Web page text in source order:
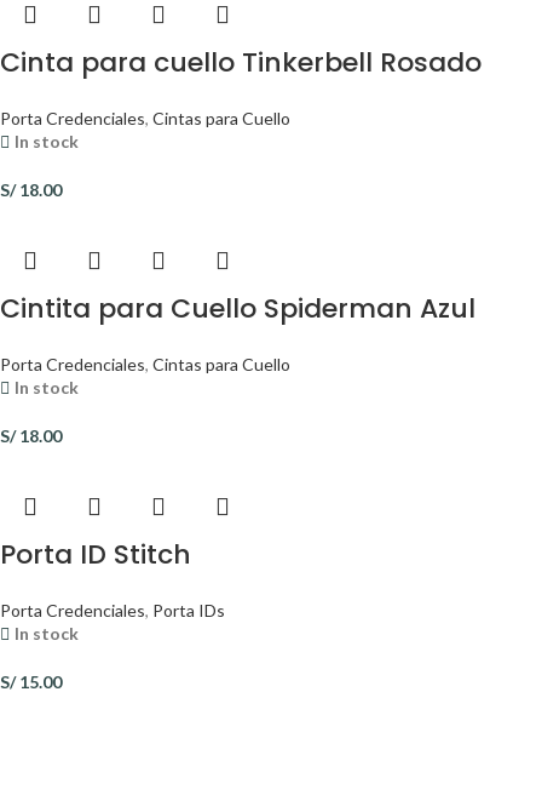
Cinta para cuello Tinkerbell Rosado
Porta Credenciales, Cintas para Cuello
In stock
S/18.00
Cintita para Cuello Spiderman Azul
Porta Credenciales, Cintas para Cuello
In stock
S/18.00
Porta ID Stitch
Porta Credenciales, Porta IDs
In stock
S/15.00